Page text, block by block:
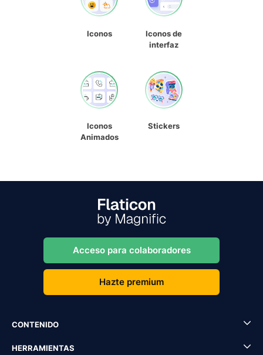
Iconos
Iconos de
interfaz
Iconos
Animados
Stickers
Acceso para colaboradores
Hazte premium
CONTENIDO
HERRAMIENTAS